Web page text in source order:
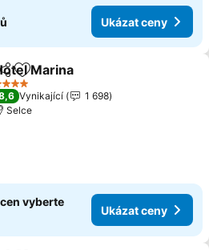
Ukázat ceny
Přidat na seznam oblíbených
Marina
Počet hvězdiček
Vynikající
1 698
Selce
vyberte
Ukázat ceny